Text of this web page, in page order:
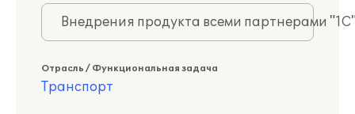
Внедрения продукта всеми партнерами
Отрасль / Функциональная задача
Транспорт